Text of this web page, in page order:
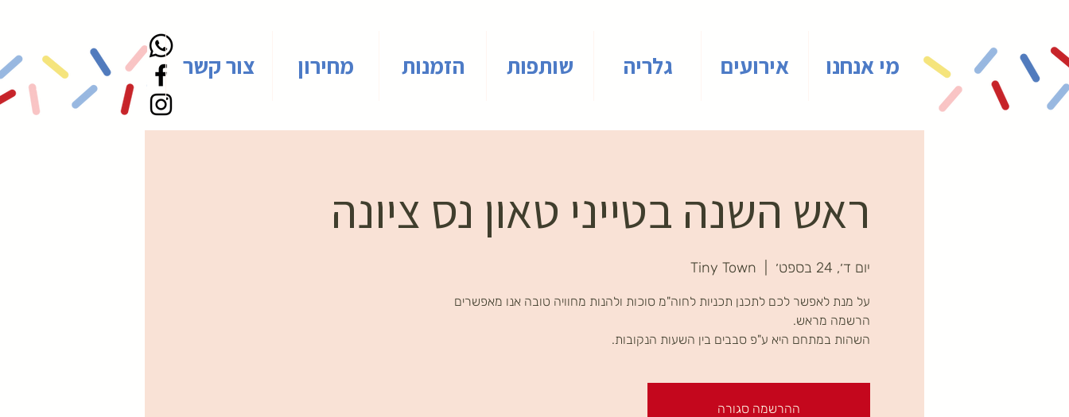
מי אנחנו אירועים גלריה שותפות הזמנות מחירון צור קשר
ראש השנה בטייני טאון נס ציונה
יום ד׳, 24 בספט׳ Tiny Town
על מנת לאפשר לכם לתכנן תכניות לחוה"מ סוכות ולהנות מחוויה טובה אנו מאפשרים
השהות במתחם היא ע"פ סבבים בין השעות הנקובות.
ההרשמה סגורה